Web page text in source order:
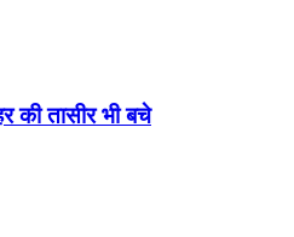
की तासीर भी बचे